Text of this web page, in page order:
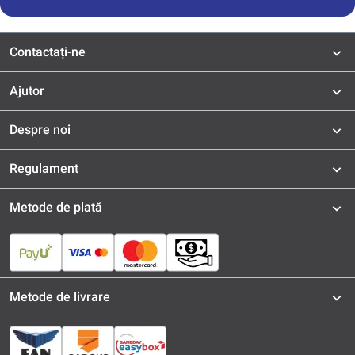
Contactați-ne
Ajutor
Despre noi
Regulament
Metode de plată
Metode de livrare